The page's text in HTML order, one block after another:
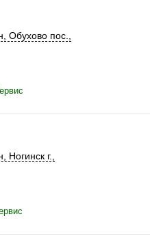
Обухово пос.
Ногинск г.